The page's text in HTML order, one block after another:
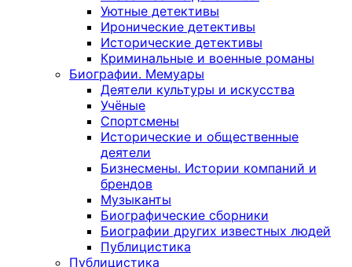
Уютные детективы
Иронические детективы
Исторические детективы
Криминальные и военные романы
Биографии. Мемуары
Деятели культуры и искусства
Учёные
Спортсмены
Исторические и общественные
деятели
Бизнесмены. Истории компаний и
брендов
Музыканты
Биографические сборники
Биографии других известных людей
Публицистика
Публицистика